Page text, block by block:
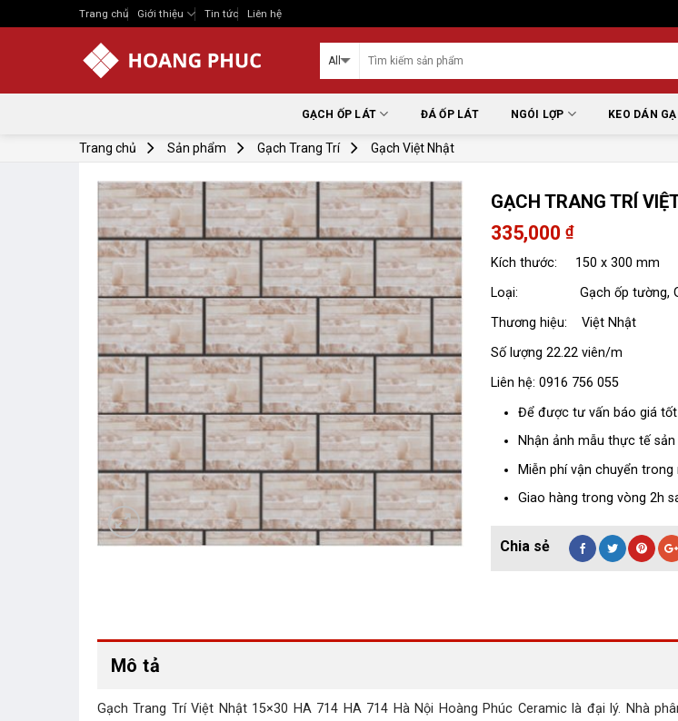
to
Trang chủ Giới thiệu Tin tức Liên hệ
GẠCH ỐP LÁT ĐÁ ỐP LÁT NGÓI LỢP KEO DÁN
Trang chủ Sản phẩm Gạch Trang Trí Gạch Việt Nhật
GẠCH TRANG TRÍ
335,000₫
Kích thước: 150 x 300 mm
Loại: Gạch ốp tường,
Thương hiệu: Việt Nhật
Số lượng 22.22 viên/m
Liên hệ: 0916 756 055
Để được tư vấn báo giá tốt
Nhận ảnh mẫu thực tế sản
Miễn phí vận chuyển trong
Giao hàng trong vòng 2h
Mô tả
Gạch Trang Trí Việt Nhật 15×30 HA 714 HA 714 Hà Nội Hoàng Phúc Ceramic là đại lý. Nhà